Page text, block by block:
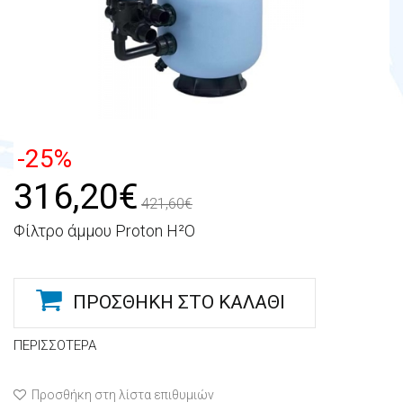
-25%
316,20€ 421,60€
Φίλτρο άμμου Proton H²O
ΠΡΟΣΘΉΚΗ ΣΤΟ ΚΑΛΆΘΙ
ΠΕΡΙΣΣΌΤΕΡΑ
Προσθήκη στη λίστα επιθυμιών